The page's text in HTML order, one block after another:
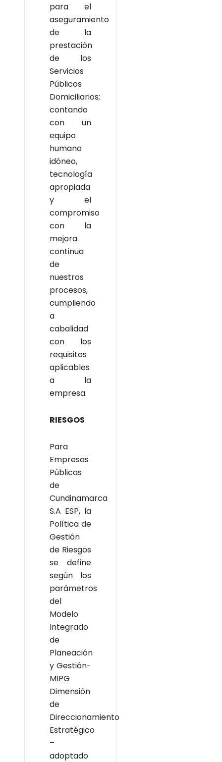
para el
aseguramiento
de la
prestación
de los
Servicios
Públicos
Domiciliarios;
contando
con un
equipo
humano
idóneo,
tecnología
apropiada
y el
compromiso
con la
mejora
continua
de
nuestros
procesos,
cumpliendo
a
cabalidad
con los
requisitos
aplicables
a la
empresa.
RIESGOS
Para
Empresas
Públicas
de
Cundinamarca
S.A ESP, la
Política de
Gestión
de Riesgos
se define
según los
parámetros
del
Modelo
Integrado
de
Planeación
y Gestión-
MIPG
Dimensión
de
Direccionamiento
Estratégico
–
adoptado